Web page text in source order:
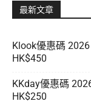
最新文章
Klook優惠碼
HK$450
KKday優惠碼
HK$250